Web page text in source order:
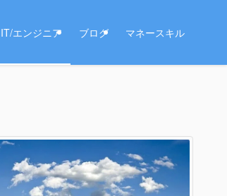
IT/エンジニア ブログ マネースキル